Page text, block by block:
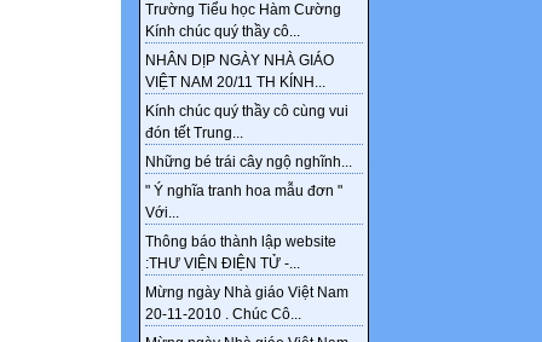
Trường Tiểu học Hàm Cường
Kính chúc quý thầy cô...
NHÂN DỊP NGÀY NHÀ GIÁO
VIỆT NAM 20/11 TH KÍNH...
Kính chúc quý thầy cô cùng vui
đón tết Trung...
Những bé trái cây ngộ nghĩnh...
" Ý nghĩa tranh hoa mẫu đơn "
Với...
Thông báo thành lập website
:THƯ VIỆN ĐIỆN TỬ -...
Mừng ngày Nhà giáo Việt Nam
20-11-2010 . Chúc Cô...